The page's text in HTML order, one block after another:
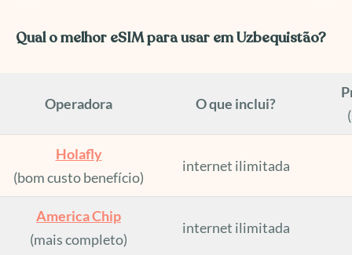
Qual o melhor eSIM para usar em Uzbequistão?
Operadora O que inclui?
Holafly
(bom custo benefício)
internet ilimitada
America Chip
(mais completo)
internet ilimitada